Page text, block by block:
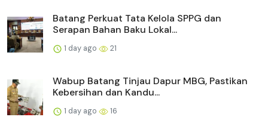
Batang Perkuat Tata Kelola SPPG dan
Serapan Bahan Baku Lokal...
1 day ago 21
Wabup Batang Tinjau Dapur MBG, Pastikan
Kebersihan dan Kandu...
1 day ago 16